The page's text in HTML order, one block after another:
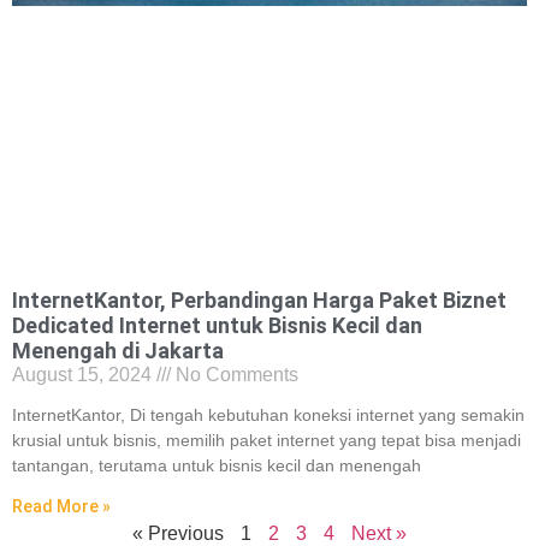
InternetKantor, Perbandingan Harga Paket Biznet
Dedicated Internet untuk Bisnis Kecil dan
Menengah di Jakarta
August 15, 2024 No Comments
InternetKantor, Di tengah kebutuhan koneksi internet yang semakin
krusial untuk bisnis, memilih paket internet yang tepat bisa menjadi
tantangan, terutama untuk bisnis kecil dan menengah
Read More »
« Previous 1 2 3 4 Next »